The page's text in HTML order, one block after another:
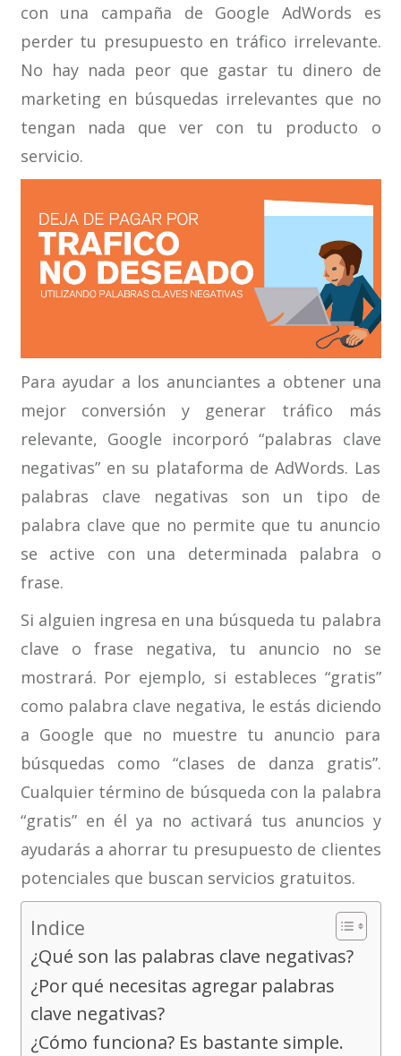
con una campaña de Google AdWords es
perder tu presupuesto en tráfico irrelevante.
No hay nada peor que gastar tu dinero de
marketing en búsquedas irrelevantes que no
tengan nada que ver con tu producto o
servicio.
Para ayudar a los anunciantes a obtener una
mejor conversión y generar tráfico más
relevante, Google incorporó “palabras clave
negativas” en su plataforma de AdWords. Las
palabras clave negativas son un tipo de
palabra clave que no permite que tu anuncio
se active con una determinada palabra o
frase.
Si alguien ingresa en una búsqueda tu palabra
clave o frase negativa, tu anuncio no se
mostrará. Por ejemplo, si estableces “gratis”
como palabra clave negativa, le estás diciendo
a Google que no muestre tu anuncio para
búsquedas como “clases de danza gratis”.
Cualquier término de búsqueda con la palabra
“gratis” en él ya no activará tus anuncios y
ayudarás a ahorrar tu presupuesto de clientes
potenciales que buscan servicios gratuitos.
Indice
¿Qué son las palabras clave negativas?
¿Por qué necesitas agregar palabras
clave negativas?
¿Cómo funciona? Es bastante simple.